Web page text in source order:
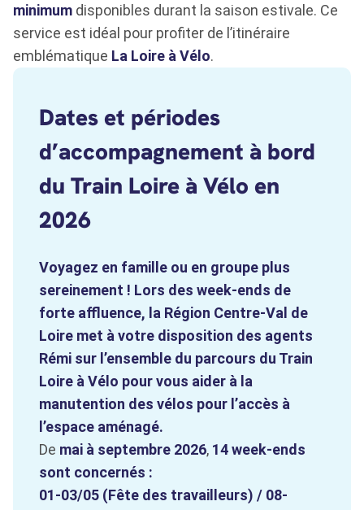
minimum disponibles durant la saison estivale. Ce
service est idéal pour profiter de l’itinéraire
emblématique La Loire à Vélo.
Dates et périodes
d’accompagnement à bord
du Train Loire à Vélo en
2026
Voyagez en famille ou en groupe plus
sereinement ! Lors des week-ends de
forte affluence, la Région Centre-Val de
Loire met à votre disposition des agents
Rémi sur l’ensemble du parcours du Train
Loire à Vélo pour vous aider à la
manutention des vélos pour l’accès à
l’espace aménagé.
De mai à septembre 2026, 14 week-ends
sont concernés :
01-03/05 (Fête des travailleurs) / 08-